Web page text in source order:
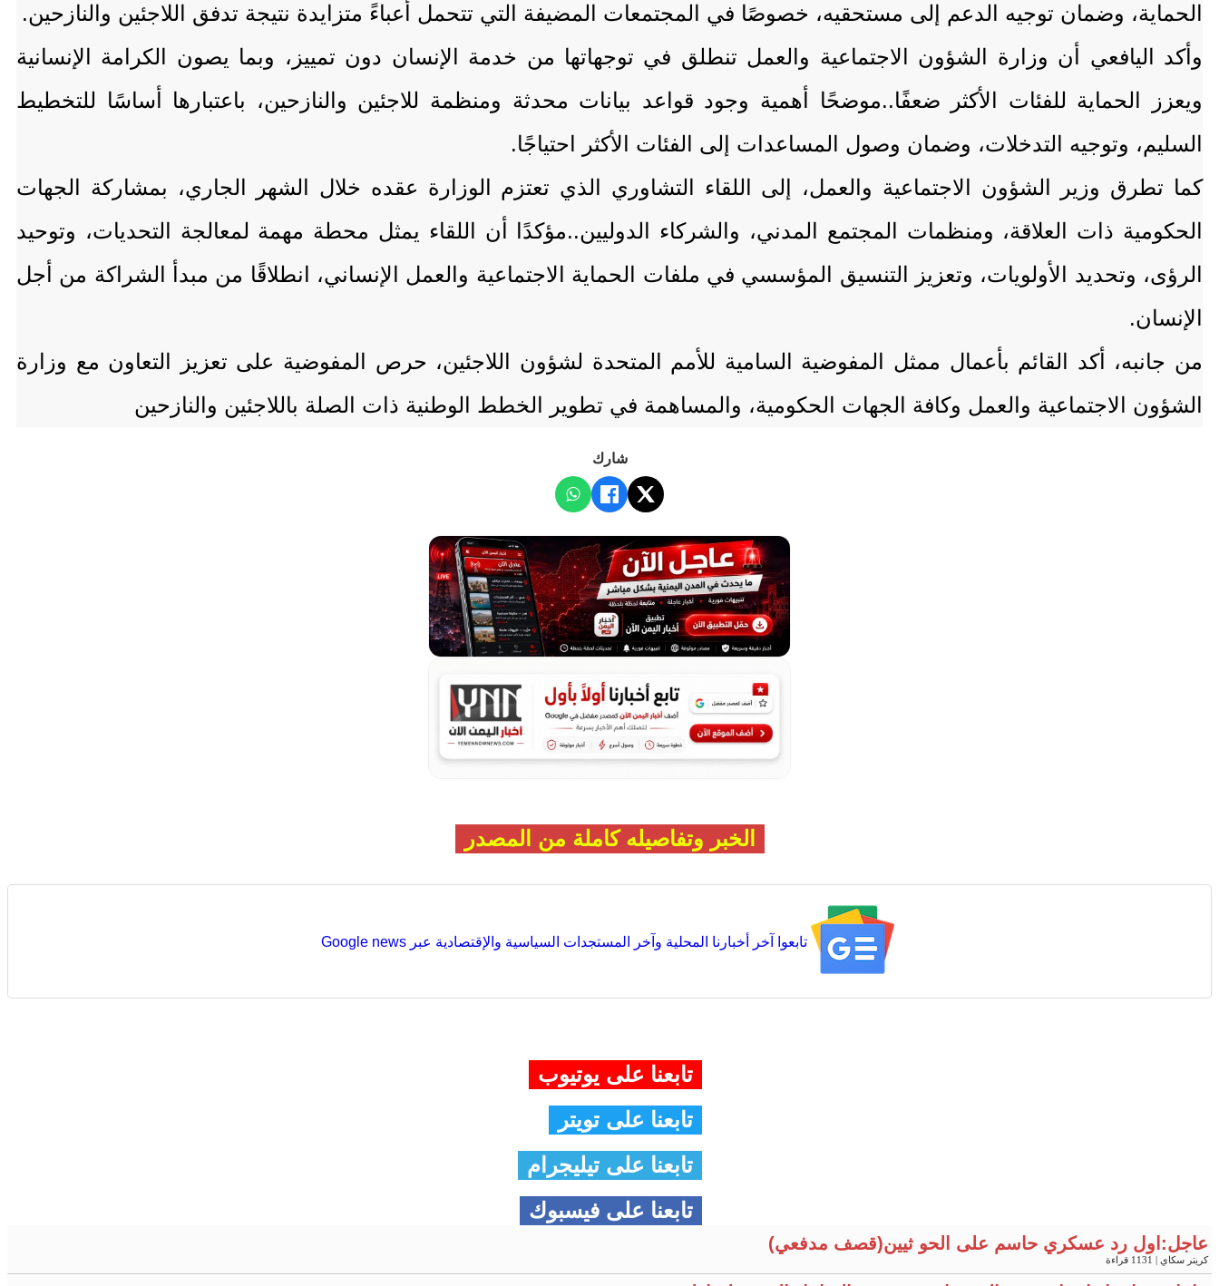
الحماية، وضمان توجيه الدعم إلى مستحقيه، خصوصًا في المجتمعات المضيفة التي تتحمل أعباءً متزايدة نتيجة تدفق اللاجئين والنازحين.
وأكد اليافعي أن وزارة الشؤون الاجتماعية والعمل تنطلق في توجهاتها من خدمة الإنسان دون تمييز، وبما يصون الكرامة الإنسانية
ويعزز الحماية للفئات الأكثر ضعفًا..موضحًا أهمية وجود قواعد بيانات محدثة ومنظمة للاجئين والنازحين، باعتبارها أساسًا للتخطيط
السليم، وتوجيه التدخلات، وضمان وصول المساعدات إلى الفئات الأكثر احتياجًا.
كما تطرق وزير الشؤون الاجتماعية والعمل، إلى اللقاء التشاوري الذي تعتزم الوزارة عقده خلال الشهر الجاري، بمشاركة الجهات
الحكومية ذات العلاقة، ومنظمات المجتمع المدني، والشركاء الدوليين..مؤكدًا أن اللقاء يمثل محطة مهمة لمعالجة التحديات، وتوحيد
الرؤى، وتحديد الأولويات، وتعزيز التنسيق المؤسسي في ملفات الحماية الاجتماعية والعمل الإنساني، انطلاقًا من مبدأ الشراكة من أجل
الإنسان.
من جانبه، أكد القائم بأعمال ممثل المفوضية السامية للأمم المتحدة لشؤون اللاجئين، حرص المفوضية على تعزيز التعاون مع وزارة
الشؤون الاجتماعية والعمل وكافة الجهات الحكومية، والمساهمة في تطوير الخطط الوطنية ذات الصلة باللاجئين والنازحين
شارك
الخبر وتفاصيله كاملة من المصدر
تابعوا آخر أخبارنا المحلية وآخر المستجدات السياسية والإقتصادية عبر Google news
تابعنا على يوتيوب
تابعنا على تويتر
تابعنا على تيليجرام
تابعنا على فيسبوك
عاجل:اول رد عسكري حاسم على الحو ثيين(قصف مدفعي)
كريتر سكاي | 1131 قراءة